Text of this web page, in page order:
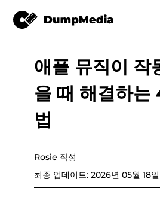
Video
온라인 도구
Spotify mp3로
유튜브 뮤직 MP3
애플 뮤직에 MP3
어떻게
로그인
애플 뮤직이 작
을 때 해결하는
법
Rosie 작성
최종 업데이트: 2026년 05월 18일